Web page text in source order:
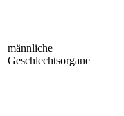
männliche
Geschlechtsorgane